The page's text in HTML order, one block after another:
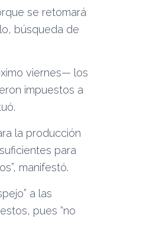
se retomará
búsqueda de
viernes— los
impuestos a
la producción
para
manifestó.
a las
pues “no